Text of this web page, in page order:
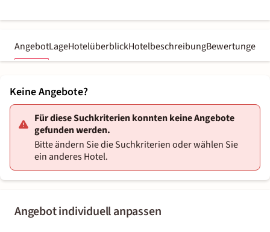
AngebotLageHotelüberblickHotelbeschreibungBewertungen
Angebot individuell anpassen
Keine Angebote?
Für diese Suchkriterien konnten keine Angebote
gefunden werden.
Bitte ändern Sie die Suchkriterien oder wählen Sie
ein anderes Hotel.